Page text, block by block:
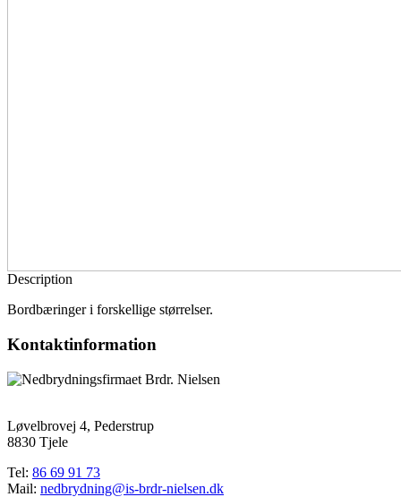
Description
Bordbæringer i forskellige størrelser.
Kontaktinformation
Løvelbrovej 4, Pederstrup
8830 Tjele
Tel: 86 69 91 73
Mail: nedbrydning@is-brdr-nielsen.dk